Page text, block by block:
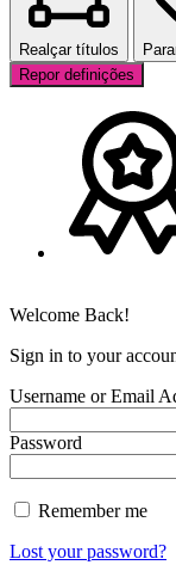
Realçar títulos
Repor definições
Welcome Back!
Sign in to your
Username or Email
Password
Remember me
Lost your password?